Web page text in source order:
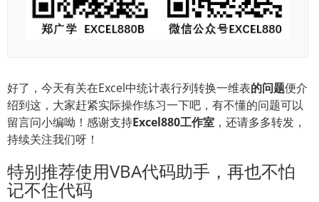
好了，今天有关在Excel中统计表行列转换一维表的问题便介
绍到这，大家赶紧实际操作练习一下吧，有不懂的问题可以
留言问小编呦！感谢支持Excel880工作室 ，还请多多转发，
持续关注我们呀！
特别推荐使用VBA代码助手，再也不怕
记不住代码